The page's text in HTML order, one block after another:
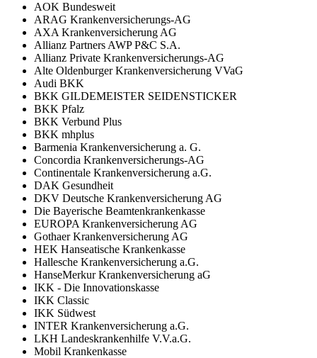
AOK Bundesweit
ARAG Krankenversicherungs-AG
AXA Krankenversicherung AG
Allianz Partners AWP P&C S.A.
Allianz Private Krankenversicherungs-AG
Alte Oldenburger Krankenversicherung VVaG
Audi BKK
BKK GILDEMEISTER SEIDENSTICKER
BKK Pfalz
BKK Verbund Plus
BKK mhplus
Barmenia Krankenversicherung a. G.
Concordia Krankenversicherungs-AG
Continentale Krankenversicherung a.G.
DAK Gesundheit
DKV Deutsche Krankenversicherung AG
Die Bayerische Beamtenkrankenkasse
EUROPA Krankenversicherung AG
Gothaer Krankenversicherung AG
HEK Hanseatische Krankenkasse
Hallesche Krankenversicherung a.G.
HanseMerkur Krankenversicherung aG
IKK - Die Innovationskasse
IKK Classic
IKK Südwest
INTER Krankenversicherung a.G.
LKH Landeskrankenhilfe V.V.a.G.
Mobil Krankenkasse